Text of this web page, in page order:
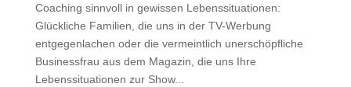
Coaching sinnvoll in gewissen Lebenssituationen:
Glückliche Familien, die uns in der TV-Werbung
entgegenlachen oder die vermeintlich unerschöpfliche
Businessfrau aus dem Magazin, die uns Ihre
Lebenssituationen zur Show...